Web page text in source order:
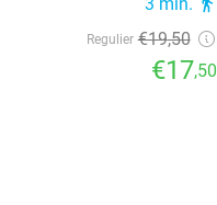
Regulier €19,50
€17,50